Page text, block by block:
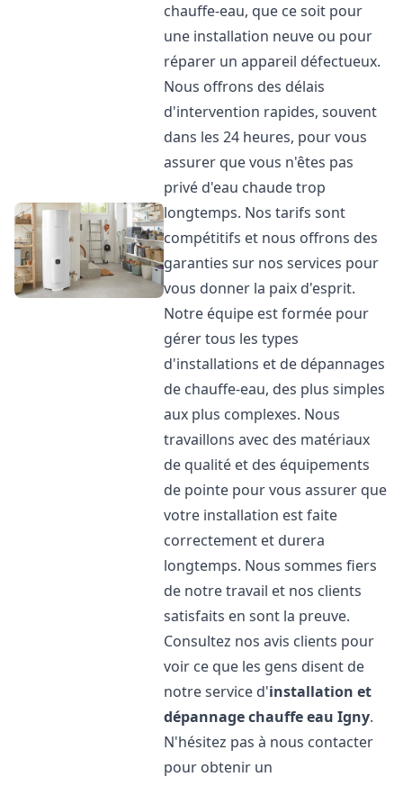
chauffe-eau, que ce soit pour
une installation neuve ou pour
réparer un appareil défectueux.
Nous offrons des délais
d'intervention rapides, souvent
dans les 24 heures, pour vous
assurer que vous n'êtes pas
privé d'eau chaude trop
longtemps. Nos tarifs sont
compétitifs et nous offrons des
garanties sur nos services pour
vous donner la paix d'esprit.
Notre équipe est formée pour
gérer tous les types
d'installations et de dépannages
de chauffe-eau, des plus simples
aux plus complexes. Nous
travaillons avec des matériaux
de qualité et des équipements
de pointe pour vous assurer que
votre installation est faite
correctement et durera
longtemps. Nous sommes fiers
de notre travail et nos clients
satisfaits en sont la preuve.
Consultez nos avis clients pour
voir ce que les gens disent de
notre service d'installation et
dépannage chauffe eau Igny.
N'hésitez pas à nous contacter
pour obtenir un